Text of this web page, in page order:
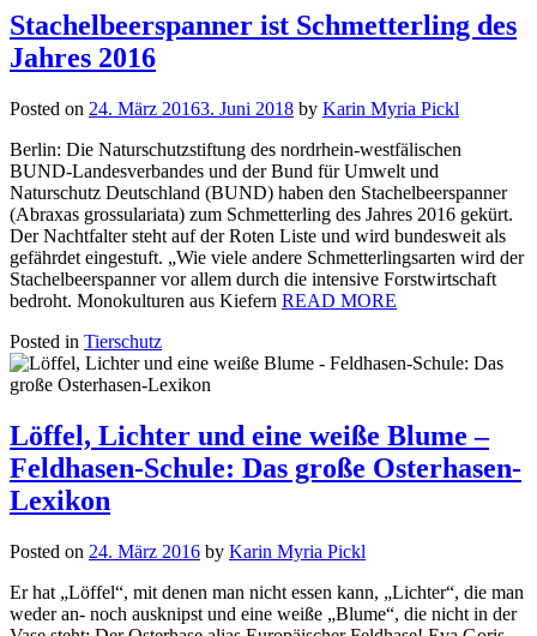
Stachelbeerspanner ist Schmetterling des
Jahres 2016
Posted on 24. März 20163. Juni 2018 by Karin Myria Pickl
Berlin: Die Naturschutzstiftung des nordrhein-westfälischen
BUND-Landesverbandes und der Bund für Umwelt und
Naturschutz Deutschland (BUND) haben den Stachelbeerspanner
(Abraxas grossulariata) zum Schmetterling des Jahres 2016 gekürt.
Der Nachtfalter steht auf der Roten Liste und wird bundesweit als
gefährdet eingestuft. „Wie viele andere Schmetterlingsarten wird der
Stachelbeerspanner vor allem durch die intensive Forstwirtschaft
bedroht. Monokulturen aus Kiefern READ MORE
Posted in Tierschutz
Löffel, Lichter und eine weiße Blume –
Feldhasen-Schule: Das große Osterhasen-
Lexikon
Posted on 24. März 2016 by Karin Myria Pickl
Er hat „Löffel“, mit denen man nicht essen kann, „Lichter“, die man
weder an- noch ausknipst und eine weiße „Blume“, die nicht in der